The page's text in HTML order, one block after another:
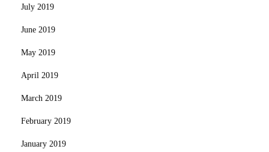
July 2019
June 2019
May 2019
April 2019
March 2019
February 2019
January 2019